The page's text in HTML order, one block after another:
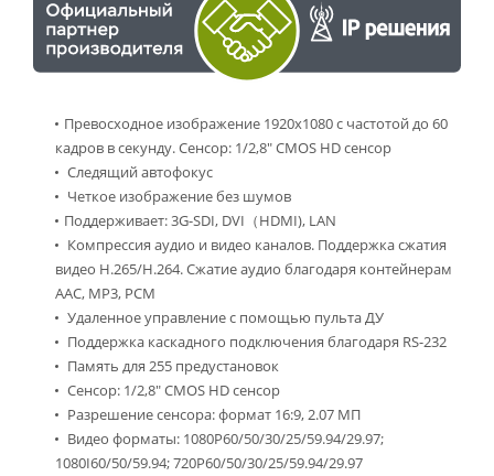
Превосходное изображение 1920х1080 с частотой до 60
кадров в секунду. Сенсор: 1/2,8″ CMOS HD сенсор
Следящий автофокус
Четкое изображение без шумов
Поддерживает: 3G-SDI, DVI（HDMI), LAN
Компрессия аудио и видео каналов. Поддержка сжатия
видео H.265/H.264. Сжатие аудио благодаря контейнерам
AAC, MP3, PCM
Удаленное управление с помощью пульта ДУ
Поддержка каскадного подключения благодаря RS-232
Память для 255 предустановок
Сенсор: 1/2,8″ CMOS HD сенсор
Разрешение сенсора: формат 16:9, 2.07 МП
Видео форматы: 1080P60/50/30/25/59.94/29.97;
1080I60/50/59.94; 720P60/50/30/25/59.94/29.97